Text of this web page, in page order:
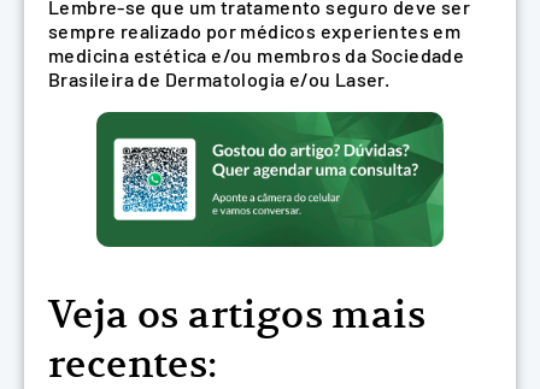
Lembre-se que um tratamento seguro deve ser
sempre realizado por médicos experientes em
medicina estética e/ou membros da Sociedade
Brasileira de Dermatologia e/ou Laser.
Veja os artigos mais
recentes: